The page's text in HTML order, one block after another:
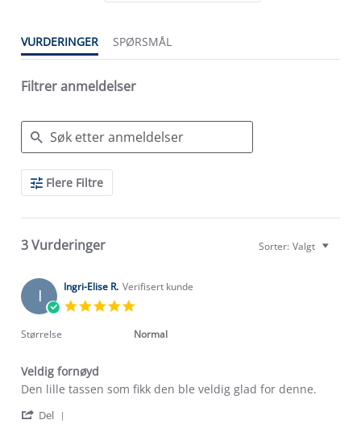
VURDERINGER SPØRSMÅL
Filtrer anmeldelser
Search
ReviewsFlere Filtre
3 Vurderinger Sorter: Valgt
I Ingri-Elise R. Verifisert kunde
rating
Størrelse Normal
Veldig fornøyd
Review
Ingri-
review
Veldig
Den lille tassen som fikk den ble veldig glad for denne.
Del